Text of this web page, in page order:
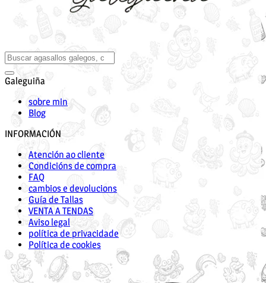
Galeguiña
sobre min
Blog
INFORMACIÓN
Atención ao cliente
Condicións de compra
FAQ
cambios e devolucions
Guía de Tallas
VENTA A TENDAS
Aviso legal
política de privacidade
Política de cookies